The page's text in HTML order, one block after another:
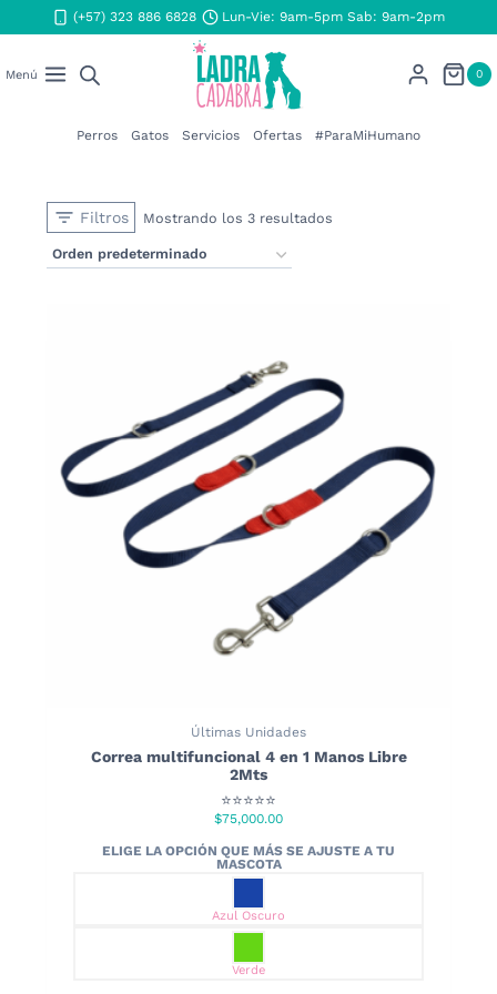
al
(+57) 323 886 6828 Lun-Vie: 9am-5pm Sab: 9am-2pm
Menú 0
Perros Gatos Servicios Ofertas #ParaMiHumano
Filtros Mostrando los 3 resultados
Últimas Unidades
Correa multifuncional 4 en 1 Manos Libre
2Mts
⭐⭐⭐⭐⭐
$75,000.00
Azul Oscuro
Verde